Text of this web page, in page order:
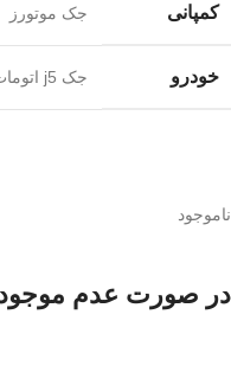
کمپانی جک موتورز
خودرو جک j5 اتومات
ناموجود
در صورت عدم